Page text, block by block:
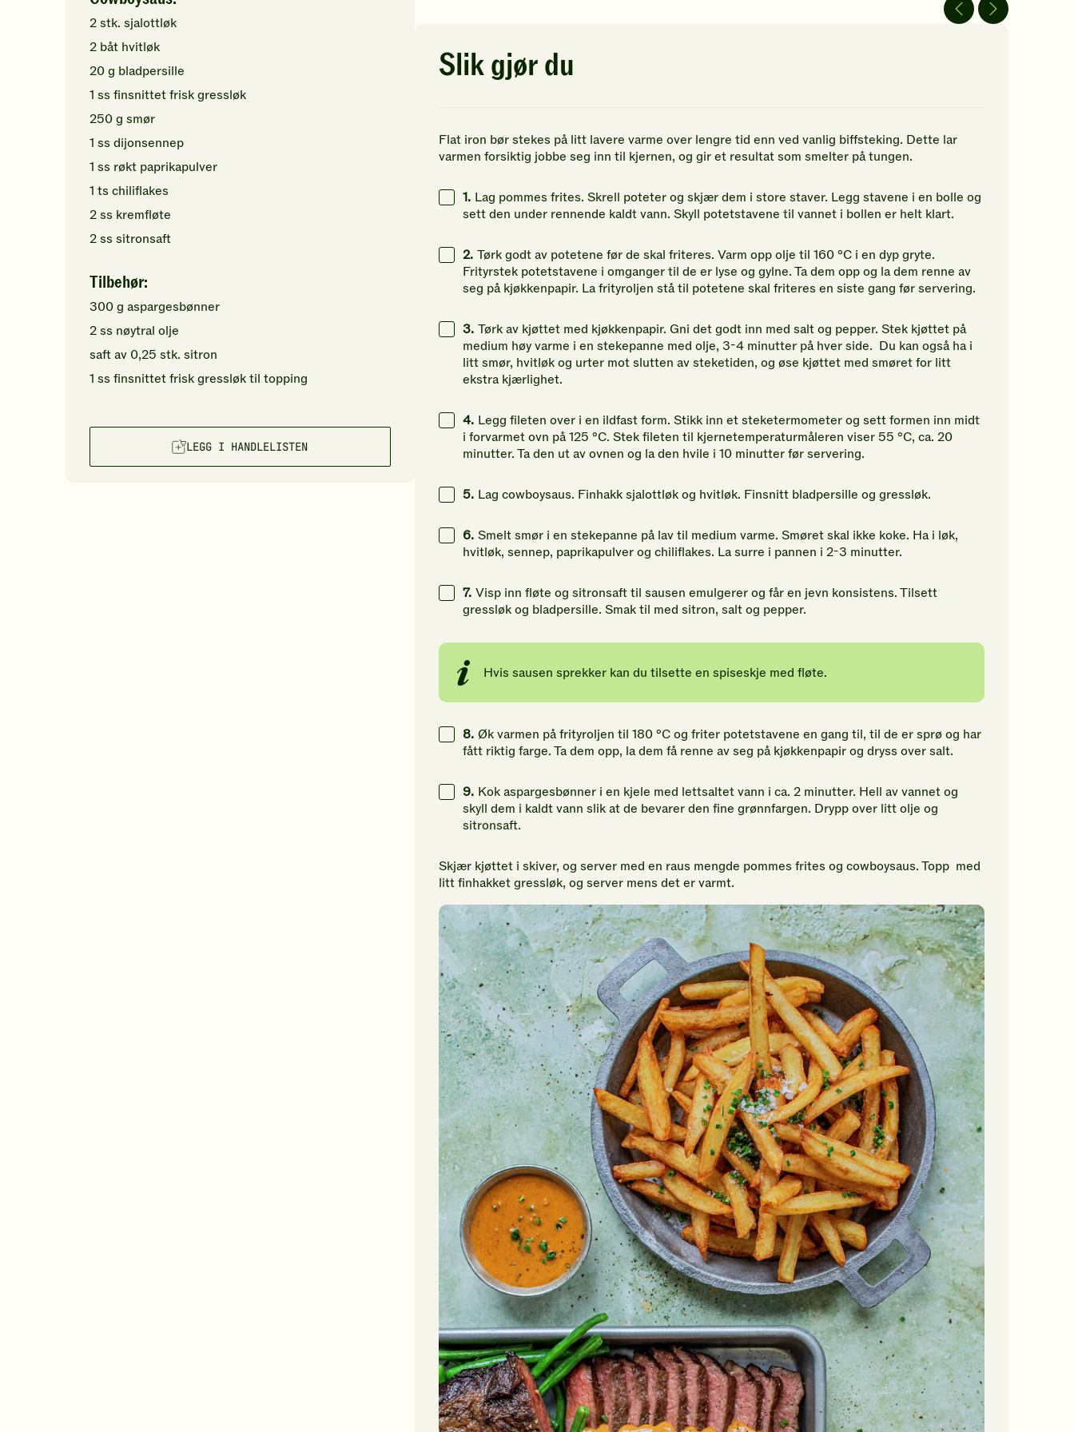
2stk. sjalottløk
2 båt hvitløk
20g bladpersille
1 ss finsnittetfrisk gressløk
250g smør
1 ss dijonsennep
1 ss røkt paprikapulver
1 ts chiliflakes
2ss kremfløte
2ss sitronsaft
Tilbehør:
300g aspargesbønner
2ss nøytral olje
saft av 0,25 stk. sitron
1 ss finsnittetfrisk gressløktil topping
LEGG I HANDLELISTEN
Klikk
vurdering.
for
vurdering.
vurdering.
vurdering.
5
Slik gjør du
Flat iron bør stekes på litt lavere varme over lengre tid enn ved vanlig biffsteking. Dette lar
varmen forsiktig jobbe seg inn til kjernen, og gir et resultat som smelter på tungen.
1. Lag pommes frites. Skrell poteter og skjær dem i store staver. Legg stavene i en bolle og
sett den under rennende kaldt vann. Skyll potetstavene til vannet i bollen er helt klart.
2. Tørk godt av potetene før de skal friteres. Varm opp olje til 160 °C i en dyp gryte.
Frityrstek potetstavene i omganger til de er lyse og gylne. Ta dem opp og la dem renne av
seg på kjøkkenpapir. La frityroljen stå til potetene skal friteres en siste gang før servering.
3. Tørk av kjøttet med kjøkkenpapir. Gni det godt inn med salt og pepper. Stek kjøttet på
medium høy varme i en stekepanne med olje, 3-4 minutter på hver side. Du kan også ha i
litt smør, hvitløk og urter mot slutten av steketiden, og øse kjøttet med smøret for litt
ekstra kjærlighet.
4. Legg fileten over i en ildfast form. Stikk inn et steketermometer og sett formen inn midt
i forvarmet ovn på 125 °C. Stek fileten til kjernetemperaturmåleren viser 55 °C, ca. 20
minutter. Ta den ut av ovnen og la den hvile i 10 minutter før servering.
5. Lag cowboysaus. Finhakk sjalottløk og hvitløk. Finsnitt bladpersille og gressløk.
6. Smelt smør i en stekepanne på lav til medium varme. Smøret skal ikke koke. Ha i løk,
hvitløk, sennep, paprikapulver og chiliflakes. La surre i pannen i 2-3 minutter.
7. Visp inn fløte og sitronsaft til sausen emulgerer og får en jevn konsistens. Tilsett
gressløk og bladpersille. Smak til med sitron, salt og pepper.
Hvis sausen sprekker kan du tilsette en spiseskje med fløte.
8. Øk varmen på frityroljen til 180 °C og friter potetstavene en gang til, til de er sprø og har
fått riktig farge. Ta dem opp, la dem få renne av seg på kjøkkenpapir og dryss over salt.
9. Kok aspargesbønner i en kjele med lettsaltet vann i ca. 2 minutter. Hell av vannet og
skyll dem i kaldt vann slik at de bevarer den fine grønnfargen. Drypp over litt olje og
sitronsaft.
Skjær kjøttet i skiver, og server med en raus mengde pommes frites og cowboysaus. Topp med
litt finhakket gressløk, og server mens det er varmt.